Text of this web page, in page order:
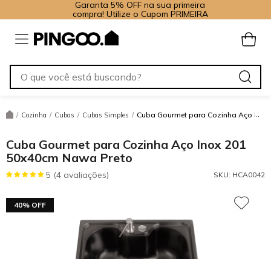
Garanta 5% OFF na sua primeira
compra! Utilize o Cupom PRIMEIRA
/ Cozinha / Cubas / Cubas Simples / Cuba Gourmet para Cozinha Aço
Cuba Gourmet para Cozinha Aço Inox 201
50x40cm Nawa Preto
5 (4 avaliações) SKU: HCA0042
40% OFF